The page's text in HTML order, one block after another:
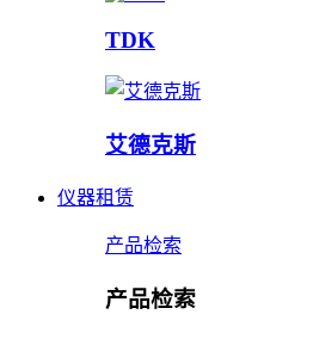
TDK
艾德克斯
仪器租赁
产品检索
产品检索